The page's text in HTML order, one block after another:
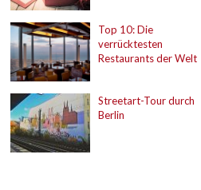
Top 10: Die
verrücktesten
Restaurants der Welt
Streetart-Tour durch
Berlin